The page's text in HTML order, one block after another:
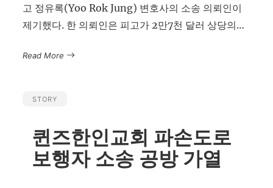
고 정유록(Yoo Rok Jung) 변호사의 소송 의뢰인이
제기했다. 한 의뢰인은 피고가 2만7천 달러 상당의…
Read More
STORY
퀸즈한인교회 파손도로
보행자 소송 공방 가열